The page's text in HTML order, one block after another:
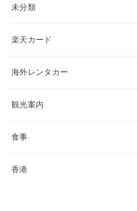
未分類
楽天カード
海外レンタカー
観光案内
食事
香港